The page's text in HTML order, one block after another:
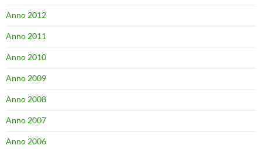
Anno 2012
Anno 2011
Anno 2010
Anno 2009
Anno 2008
Anno 2007
Anno 2006